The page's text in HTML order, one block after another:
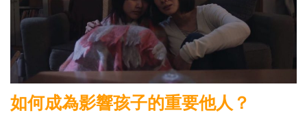
如何成為影響孩子的重要他人？